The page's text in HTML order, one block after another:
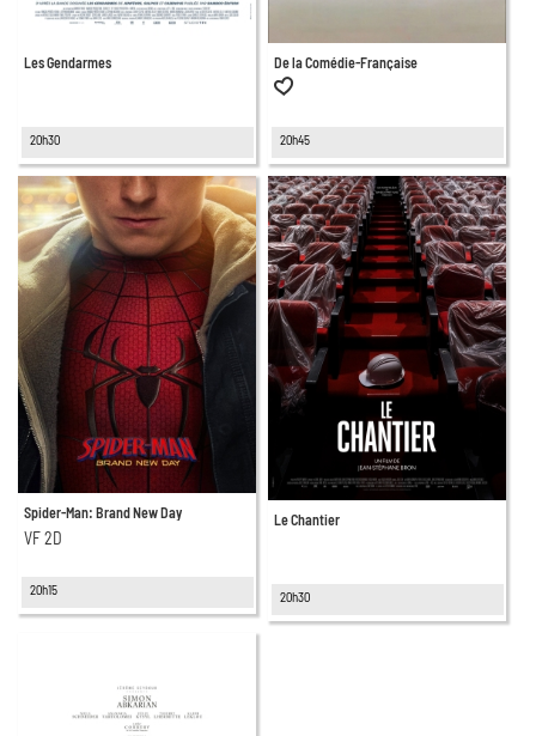
Les Gendarmes
20h30
De la Comédie-Française
20h45
Spider-Man: Brand New Day
VF 2D
20h15
Le Chantier
20h30